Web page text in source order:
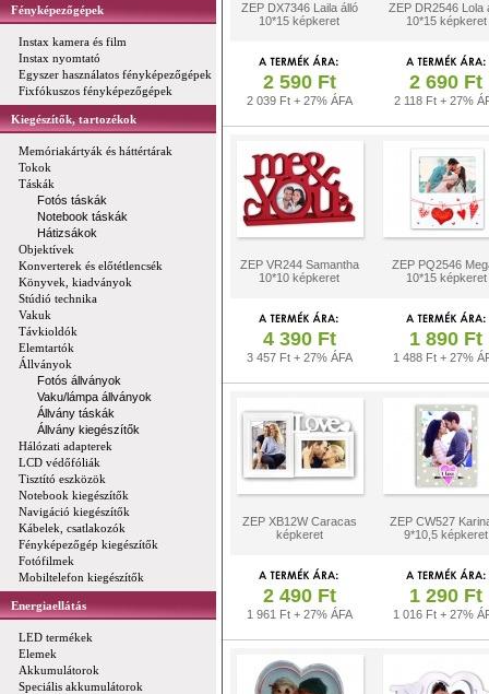
Fényképezőgépek
Instax kamera és film
Instax nyomtató
Egyszer használatos fényképezőgépek
Fixfókuszos fényképezőgépek
Kiegészítők, tartozékok
Memóriakártyák és háttértárak
Tokok
Táskák
Fotós táskák
Notebook táskák
Hátizsákok
Objektívek
Konverterek és előtétlencsék
Könyvek, kiadványok
Stúdió technika
Vakuk
Távkioldók
Elemtartók
Állványok
Fotós állványok
Vaku/lámpa állványok
Állvány táskák
Állvány kiegészítők
Hálózati adapterek
LCD védőfóliák
Tisztító eszközök
Notebook kiegészítők
Navigáció kiegészítők
Kábelek, csatlakozók
Fényképezőgép kiegészítők
Fotófilmek
Mobiltelefon kiegészítők
Energiaellátás
LED termékek
Elemek
Akkumulátorok
Speciális akkumulátorok
ZEP DX7346 Laila álló
10*15 képkeret
ZEP DR2546 Lola
10*15 képkeret
2 590 Ft
2 039 Ft + 27% ÁFA
2 690 Ft
2 118 Ft + 27%
ZEP VR244 Samantha
10*10 képkeret
ZEP PQ2546
10*15 képkeret
4 390 Ft
3 457 Ft + 27% ÁFA
1 890 Ft
1 488 Ft + 27%
ZEP XB12W Caracas
képkeret
ZEP CW527
9*10,5 képkeret
2 490 Ft
1 961 Ft + 27% ÁFA
1 290 Ft
1 016 Ft + 27%